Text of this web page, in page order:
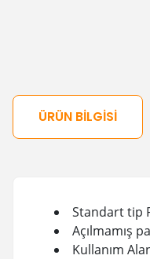
ÜRÜN BILGISI
Standart tip
Açılmamış
Kullanım